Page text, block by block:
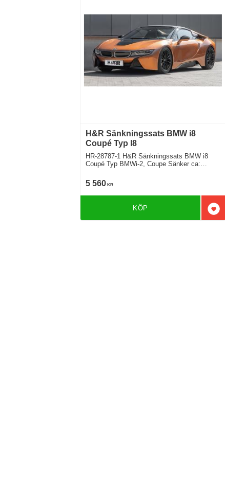
H&R Sänkningssats BMW i8
Coupé Typ I8
HR-28787-1 H&R Sänkningssats BMW i8
Coupé Typ BMWi-2, Coupe Sänker ca:
5 560 KR
KÖP